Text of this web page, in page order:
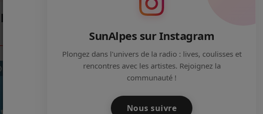
“BRETELLES ET RITOURNELLES” SUR
SunAlpes sur Instagram
Plongez dans l'univers de la radio : lives, coulisses et
rencontres avec les artistes. Rejoignez la
communauté !
Nous suivre